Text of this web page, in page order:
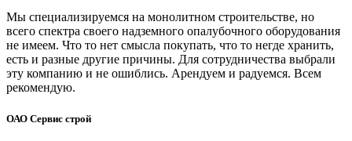
Мы специализируемся на монолитном строительстве, но
всего спектра своего надземного опалубочного оборудования
не имеем. Что то нет смысла покупать, что то негде хранить,
есть и разные другие причины. Для сотрудничества выбрали
эту компанию и не ошиблись. Арендуем и радуемся. Всем
рекомендую.
ОАО Сервис строй